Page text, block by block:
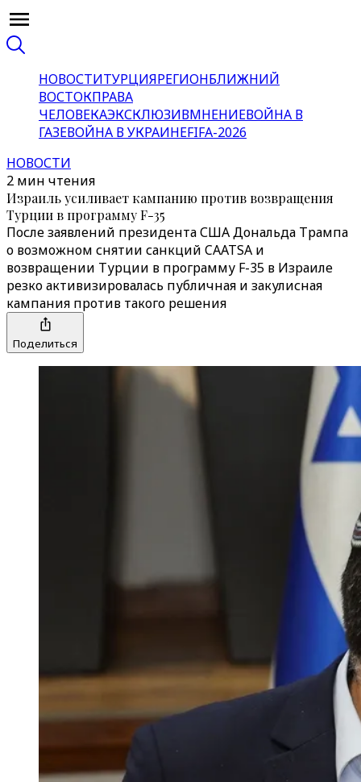
НОВОСТИТУРЦИЯРЕГИОНБЛИЖНИЙ
ВОСТОКПРАВА
ЧЕЛОВЕКАЭКСКЛЮЗИВМНЕНИЕВОЙНА В
ГАЗЕВОЙНА В УКРАИНЕFIFA-2026
НОВОСТИ
2 мин чтения
Израиль усиливает кампанию против возвращения
Турции в программу F-35
После заявлений президента США Дональда Трампа
о возможном снятии санкций CAATSA и
возвращении Турции в программу F-35 в Израиле
резко активизировалась публичная и закулисная
кампания против такого решения
Поделиться